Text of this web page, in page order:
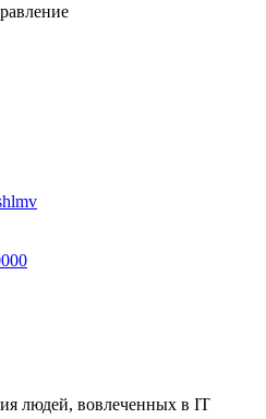
людей, вовлеченных в IT